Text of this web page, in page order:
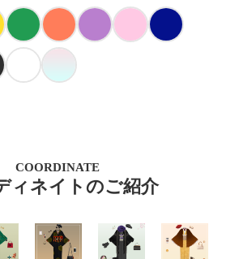
COORDINATE
ィネイトのご紹介